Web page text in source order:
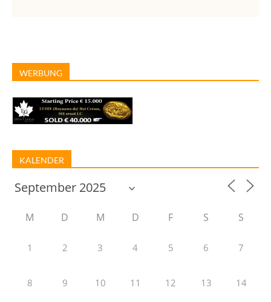
WERBUNG
KALENDER
M D M D F S S
1 2 3 4 5 6 7
8 9 10 11 12 13 14